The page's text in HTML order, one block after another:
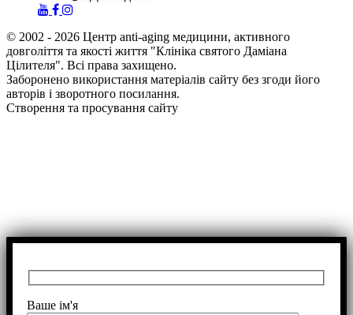
© 2002 - 2026 Центр anti-aging медицини, активного
довголіття та якості життя "Клініка святого Даміана
Цілителя". Всі права захищено.
Заборонено використання матеріалів сайту без згоди його
авторів і зворотного посилання.
Створення та просування сайту
Ваше ім'я